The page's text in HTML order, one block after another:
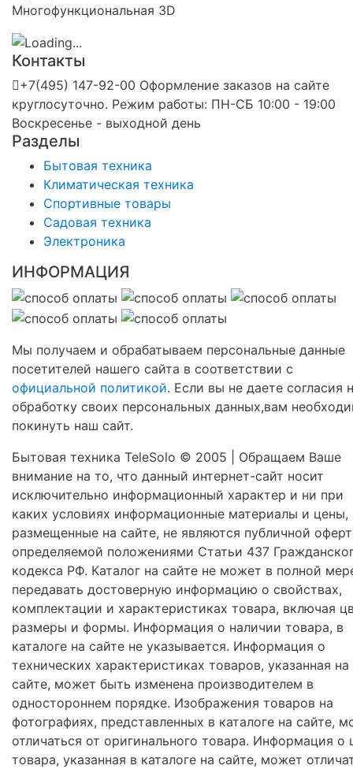
Многофункциональная 3D
Контакты
+7(495) 147-92-00 Оформление заказов на сайте
круглосуточно. Режим работы: ПН-СБ 10:00 - 19:00
Воскресенье - выходной день
Разделы
Бытовая техника
Климатическая техника
Спортивные товары
Садовая техника
Электроника
ИНФОРМАЦИЯ
Мы получаем и обрабатываем персональные данные
посетителей нашего сайта в соответствии с
официальной политикой. Если вы не даете согласия
обработку своих персональных данных,вам
покинуть наш сайт.
Бытовая техника TeleSolo © 2005 | Обращаем Ваше
внимание на то, что данный интернет-сайт носит
исключительно информационный характер и ни при
каких условиях информационные материалы и цены,
размещенные на сайте, не являются публичной
определяемой положениями Статьи 437
кодекса РФ. Каталог на сайте не может в полной
передавать достоверную информацию о свойствах,
комплектации и характеристиках товара, включая
размеры и формы. Информация о наличии товара, в
каталоге на сайте не указывается. Информация о
технических характеристиках товаров, указанная на
сайте, может быть изменена производителем в
одностороннем порядке. Изображения товаров на
фотографиях, представленных в каталоге на сайте,
отличаться от оригинального товара. Информация о
товара, указанная в каталоге на сайте, может